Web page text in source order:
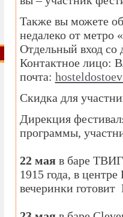
Также вы можете
недалеко от метро
Отдельный вход со
Контактное лицо:
почта:
Скидка для
Дирекция
программы,
22 маяв баре
1915 года, в
вечеринки